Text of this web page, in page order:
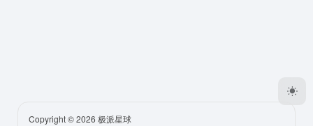
Copyright © 2026 极派星球